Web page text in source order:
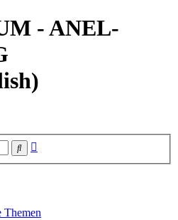
- ANEL-
Suche
Themen